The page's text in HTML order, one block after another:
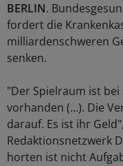
BERLIN.
fordert die
milliardenschweren
senken.
"Der Spielraum ist
vorhanden (...). Die
darauf. Es ist ihr
Redaktionsnetzwerk
horten ist nicht